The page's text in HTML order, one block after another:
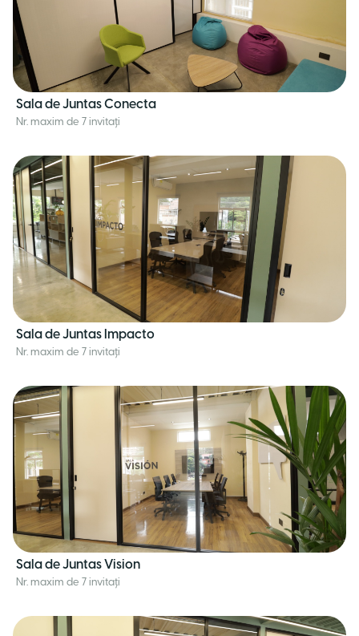
Sala de Juntas Conecta
Nr. maxim de 7 invitați
Sala de Juntas Impacto
Nr. maxim de 7 invitați
Sala de Juntas Vision
Nr. maxim de 7 invitați